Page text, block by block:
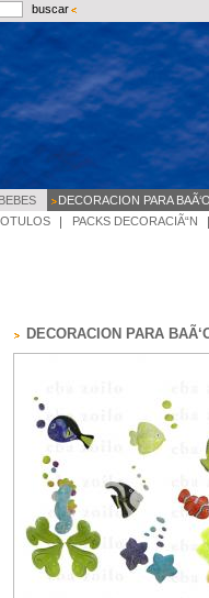
buscar
DECORACION PARA
PACKS DECORACIÃ“N
DECORACION PARA